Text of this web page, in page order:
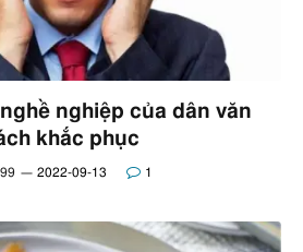
nghiệp của dân văn
khắc phục
2022-09-13 1